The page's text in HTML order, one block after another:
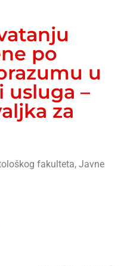
po
u
usluga –
za
fakulteta, Javne